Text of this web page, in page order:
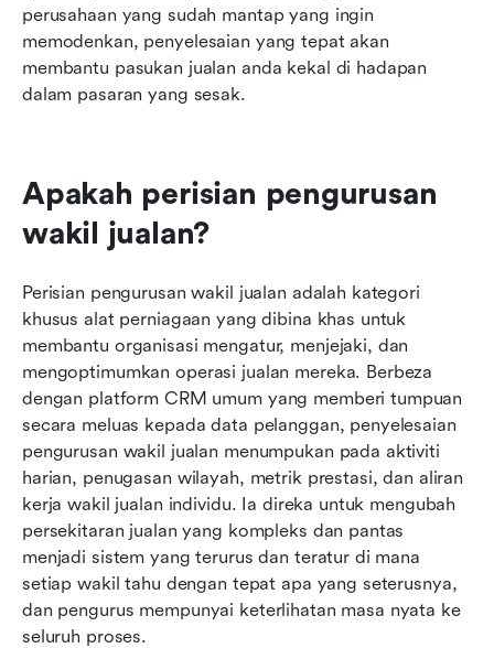
perusahaan yang sudah mantap yang ingin
memodenkan, penyelesaian yang tepat akan
membantu pasukan jualan anda kekal di hadapan
dalam pasaran yang sesak.
Apakah perisian pengurusan
wakil jualan?
Perisian pengurusan wakil jualan adalah kategori
khusus alat perniagaan yang dibina khas untuk
membantu organisasi mengatur, menjejaki, dan
mengoptimumkan operasi jualan mereka. Berbeza
dengan platform CRM umum yang memberi tumpuan
secara meluas kepada data pelanggan, penyelesaian
pengurusan wakil jualan menumpukan pada aktiviti
harian, penugasan wilayah, metrik prestasi, dan aliran
kerja wakil jualan individu. Ia direka untuk mengubah
persekitaran jualan yang kompleks dan pantas
menjadi sistem yang terurus dan teratur di mana
setiap wakil tahu dengan tepat apa yang seterusnya,
dan pengurus mempunyai keterlihatan masa nyata ke
seluruh proses.